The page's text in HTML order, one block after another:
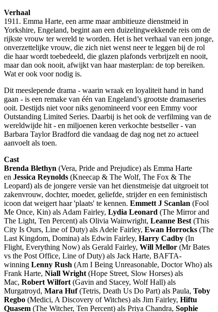
Verhaal
1911. Emma Harte, een arme maar ambitieuze dienstmeid in
Yorkshire, Engeland, begint aan een duizelingwekkende reis om de
rijkste vrouw ter wereld te worden. Het is het verhaal van een jonge,
onverzettelijke vrouw, die zich niet wenst neer te leggen bij de rol
die haar wordt toebedeeld, die glazen plafonds verbrijzelt en nooit,
maar dan ook nooit, afwijkt van haar masterplan: de top bereiken.
Wat er ook voor nodig is.
Dit meeslepende drama - waarin wraak en loyaliteit hand in hand
gaan - is een remake van één van Engeland’s grootste dramaseries
ooit. Destijds niet voor niks genomineerd voor een Emmy voor
Outstanding Limited Series. Daarbij is het ook de verfilming van de
wereldwijde hit - en miljoenen keren verkochte bestseller - van
Barbara Taylor Bradford die vandaag de dag nog net zo actueel
aanvoelt als toen.
Cast
Brenda Blethyn (Vera, Pride and Prejudice) als Emma Harte
en Jessica Reynolds (Kneecap & The Wolf, The Fox & The
Leopard) als de jongere versie van het dienstmeisje dat uitgroeit tot
zakenvrouw, dochter, moeder, geliefde, strijder en een feministisch
icoon dat weigert haar 'plaats' te kennen. Emmett J Scanlan (Fool
Me Once, Kin) als Adam Fairley, Lydia Leonard (The Mirror and
The Light, Ten Percent) als Olivia Wainwright, Leanne Best (This
City Is Ours, Line of Duty) als Adele Fairley, Ewan Horrocks (The
Last Kingdom, Domina) als Edwin Fairley, Harry Cadby (In
Flight, Everything Now) als Gerald Fairley, Will Mellor (Mr Bates
vs the Post Office, Line of Duty) als Jack Harte, BAFTA-
winning Lenny Rush (Am I Being Unreasonable, Doctor Who) als
Frank Harte, Niall Wright (Hope Street, Slow Horses) als
Mac, Robert Wilfort (Gavin and Stacey, Wolf Hall) als
Murgatroyd, Mara Huf(Tetris, Death Us Do Part) als Paula, Toby
Regbo (Medici, A Discovery of Witches) als Jim Fairley, Hiftu
Quasem (The Witcher, Ten Percent) als Priya Chandra, Sophie